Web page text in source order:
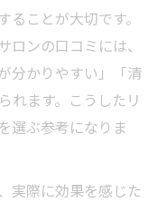
ことが大切です。
ンの口コミには、
分かりやすい」「清
れます。こうしたリ
選ぶ参考になりま
実際に効果を感じた